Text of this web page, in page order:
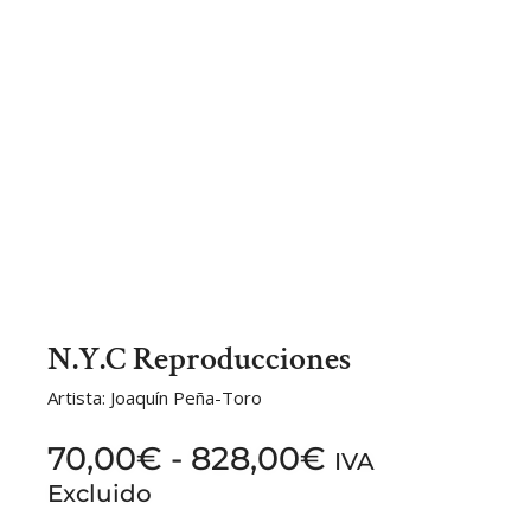
N.Y.C Reproducciones
Artista: Joaquín Peña-Toro
70,00€ - 828,00€ IVA
Excluido